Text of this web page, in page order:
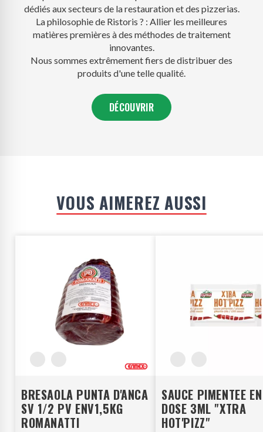
dédiés aux secteurs de la restauration et des pizzerias.
La philosophie de Ristoris ? : Allier les meilleures
matières premières à des méthodes de traitement
innovantes.
Nous sommes extrêmement fiers de distribuer des
produits d'une telle qualité.
DÉCOUVRIR
VOUS AIMEREZ AUSSI
BRESAOLA PUNTA D'ANCA
SV 1/2 PV ENV1,5KG
ROMANATTI
SAUCE PIMENTEE EN
DOSE 3ML "XTRA
HOT'PIZZ"